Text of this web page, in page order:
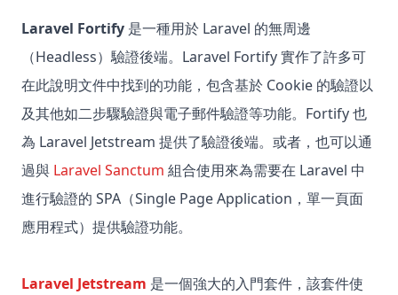
Laravel Fortify 是一種用於 Laravel 的無周邊
（Headless）驗證後端。Laravel Fortify 實作了許多可
在此說明文件中找到的功能，包含基於 Cookie 的驗證以
及其他如二步驟驗證與電子郵件驗證等功能。Fortify 也
為 Laravel Jetstream 提供了驗證後端。或者，也可以通
過與 Laravel Sanctum 組合使用來為需要在 Laravel 中
進行驗證的 SPA（Single Page Application，單一頁面
應用程式）提供驗證功能。
Laravel Jetstream 是一個強大的入門套件，該套件使